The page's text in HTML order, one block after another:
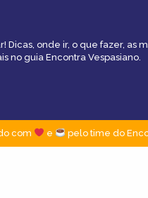
Dicas, onde ir, o que fazer, as
no guia Encontra Vespasiano.
com e pelo time do